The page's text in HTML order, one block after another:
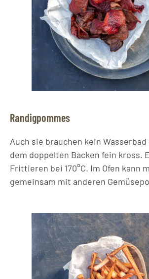
Randigpommes
Auch sie brauchen kein
dem doppelten Backen fein kross.
Frittieren bei 170°C. Im Ofen kann
gemeinsam mit anderen